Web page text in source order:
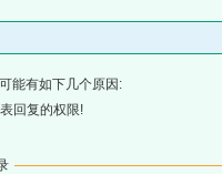
能有如下几个原因:
回复的权限!